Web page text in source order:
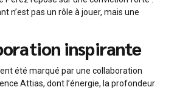
n’est pas un rôle à jouer, mais une
inspirante
été marqué par une collaboration
Attias, dont l’énergie, la profondeur